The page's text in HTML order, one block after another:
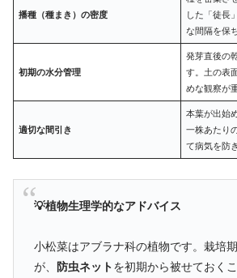
播種（種まき）の密度
した「徒長
な間隔を保
初期の水分管理
発芽直後の
す。土の表
めな観察が
適切な間引き
本葉が出始
一株あたり
て病気を防
💡植物生理学的なアドバイス
小松菜はアブラナ科の植物です。栽培
が、
防虫ネットを初期から被せておく